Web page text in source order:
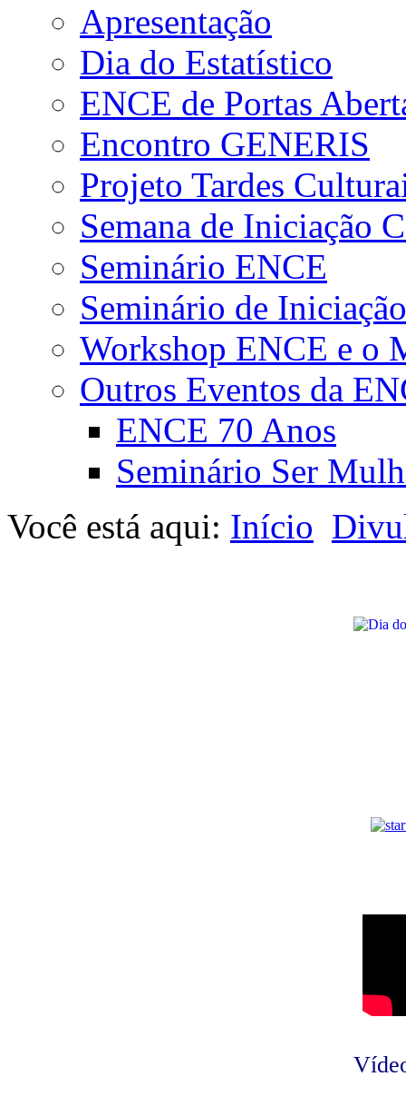
Apresentação
Dia do Estatístico
ENCE de Portas
Encontro GENERIS
Projeto Tardes
Semana de Iniciação
Seminário ENCE
Seminário de
Workshop ENCE e o
Outros Eventos da
ENCE 70 Anos
Seminário Ser
Você está aqui: Início